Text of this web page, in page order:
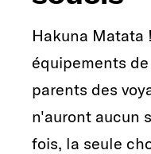
Hakuna Matata
équipements
parents des
n'auront aucun
fois, la seule